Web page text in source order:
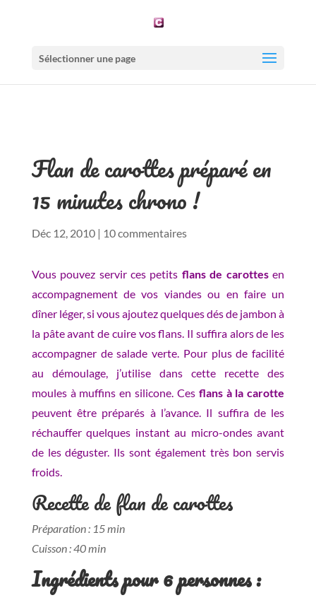
Sélectionner une page
Flan de carottes préparé en
15 minutes chrono !
Déc 12, 2010| 10 commentaires
Vous pouvez servir ces petits flans de carottesen
accompagnement de vos viandes ou en faire un
dîner léger, si vous ajoutez quelques dés de jambon à
la pâte avant de cuire vos flans. Il suffira alors de les
accompagner de salade verte. Pour plus de facilité
au démoulage, j’utilise dans cette recette des
moules à muffins en silicone. Ces flans à la carotte
peuvent être préparés à l’avance. Il suffira de les
réchauffer quelques instant au micro-ondes avant
de les déguster. Ils sont également très bon servis
froids.
Recette de flan de carottes
Préparation : 15 min
Cuisson : 40 min
Ingrédients pour 6 personnes :